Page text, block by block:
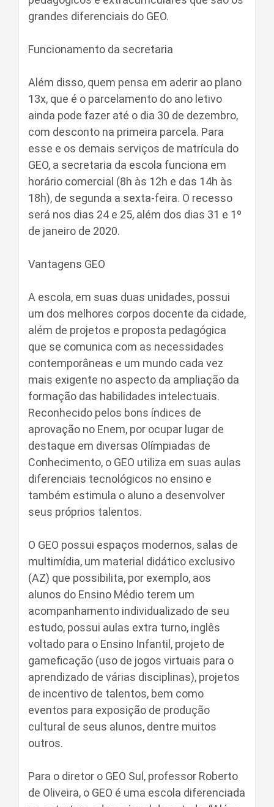
grandes diferenciais do GEO.
Funcionamento da secretaria
Além disso, quem pensa em aderir ao plano
13x, que é o parcelamento do ano letivo
ainda pode fazer até o dia 30 de dezembro,
com desconto na primeira parcela. Para
esse e os demais serviços de matrícula do
GEO, a secretaria da escola funciona em
horário comercial (8h às 12h e das 14h às
18h), de segunda a sexta-feira. O recesso
será nos dias 24 e 25, além dos dias 31 e 1º
de janeiro de 2020.
Vantagens GEO
A escola, em suas duas unidades, possui
um dos melhores corpos docente da cidade,
além de projetos e proposta pedagógica
que se comunica com as necessidades
contemporâneas e um mundo cada vez
mais exigente no aspecto da ampliação da
formação das habilidades intelectuais.
Reconhecido pelos bons índices de
aprovação no Enem, por ocupar lugar de
destaque em diversas Olímpiadas de
Conhecimento, o GEO utiliza em suas aulas
diferenciais tecnológicos no ensino e
também estimula o aluno a desenvolver
seus próprios talentos.
O GEO possui espaços modernos, salas de
multimídia, um material didático exclusivo
(AZ) que possibilita, por exemplo, aos
alunos do Ensino Médio terem um
acompanhamento individualizado de seu
estudo, possui aulas extra turno, inglês
voltado para o Ensino Infantil, projeto de
gameficação (uso de jogos virtuais para o
aprendizado de várias disciplinas), projetos
de incentivo de talentos, bem como
eventos para exposição de produção
cultural de seus alunos, dentre muitos
outros.
Para o diretor o GEO Sul, professor Roberto
de Oliveira, o GEO é uma escola diferenciada